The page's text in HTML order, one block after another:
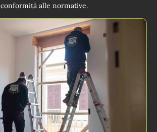
conformità alle normative.